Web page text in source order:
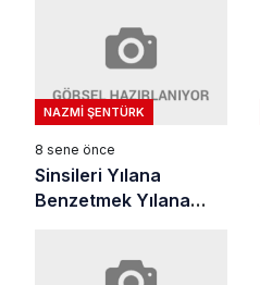
NAZMI ŞENTÜRK
8 sene önce
Sinsileri Yılana
Benzetmek Yılana